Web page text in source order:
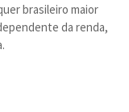
brasileiro maior
da renda,